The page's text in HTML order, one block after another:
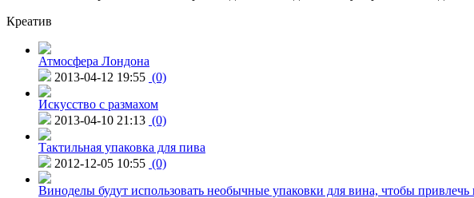
Креатив
Атмосфера Лондона
2013-04-12 19:55 (0)
Искусство с размахом
2013-04-10 21:13 (0)
Тактильная упаковка для пива
2012-12-05 10:55 (0)
Виноделы будут использовать необычные упаковки для вина, чтобы привлечь